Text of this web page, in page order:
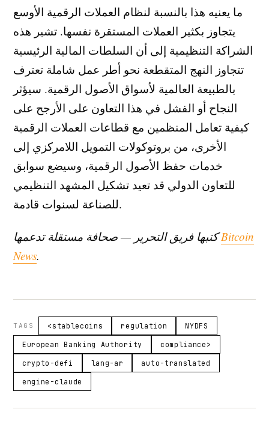
ما يعنيه هذا بالنسبة لنظام العملات الرقمية الأوسع
يتجاوز بكثير العملات المستقرة نفسها. تشير هذه
الشراكة التنظيمية إلى أن السلطات المالية الرئيسية
تتجاوز النهج المتقطعة نحو أطر عمل شاملة تعترف
بالطبيعة العالمية لأسواق الأصول الرقمية. سيؤثر
النجاح أو الفشل في هذا التعاون على الأرجح على
كيفية تعامل المنظمين مع قطاعات العملات الرقمية
الأخرى، من بروتوكولات التمويل اللامركزي إلى
خدمات حفظ الأصول الرقمية، وسيضع سوابق
للتعاون الدولي قد تعيد تشكيل المشهد التنظيمي
للصناعة لسنوات قادمة.
كتبها فريق التحرير — صحافة مستقلة تدعمهاBitcoin
News.
TAGS <stablecoins regulation NYDFS
European Banking Authority compliance>
crypto-defi lang-ar auto-translated
engine-claude